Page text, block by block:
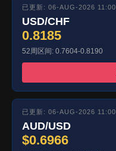
已更新: 06-AUG-2026 11:00
USD/CHF
0.8185
52周区间: 0.7604-0.8190
已更新: 06-AUG-2026 11:00
AUD/USD
$0.6966